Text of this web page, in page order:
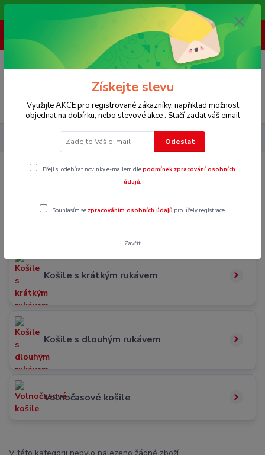
Vítáme Vás na našem e-shopu,. Stále doplňujeme nové produkty.
(Po-Pá, 8-16 hod.)
0 Kč
Saka a košile
Košile s krátkým rukávem
Košile s dlouhým rukávem
Volnočasové košile
V této kategorii nebylo nalezeno žádné zboží.
Získejte slevu
Využijte AKCE pro registrované zákazníky, napřiklad možnost
objednat na dobírku, nebo slevové akce . Stačí zadat váš email
Odeslat
Přeji si odebírat novinky e-mailem dlepodmínek zpracování osobních
údajů.
Souhlasím se zpracováním osobních údajů pro účely registrace.
Zavřít